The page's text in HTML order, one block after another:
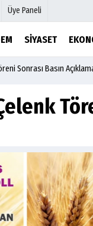
Üye Paneli
SIYASET
Sonrası Basın